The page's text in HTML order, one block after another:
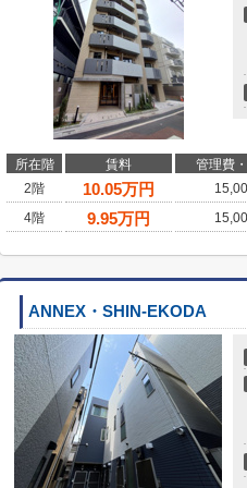
所在階 賃料 管理費
2階
10.05万円
4階
9.95万円
ANNEX・SHIN-EKODA